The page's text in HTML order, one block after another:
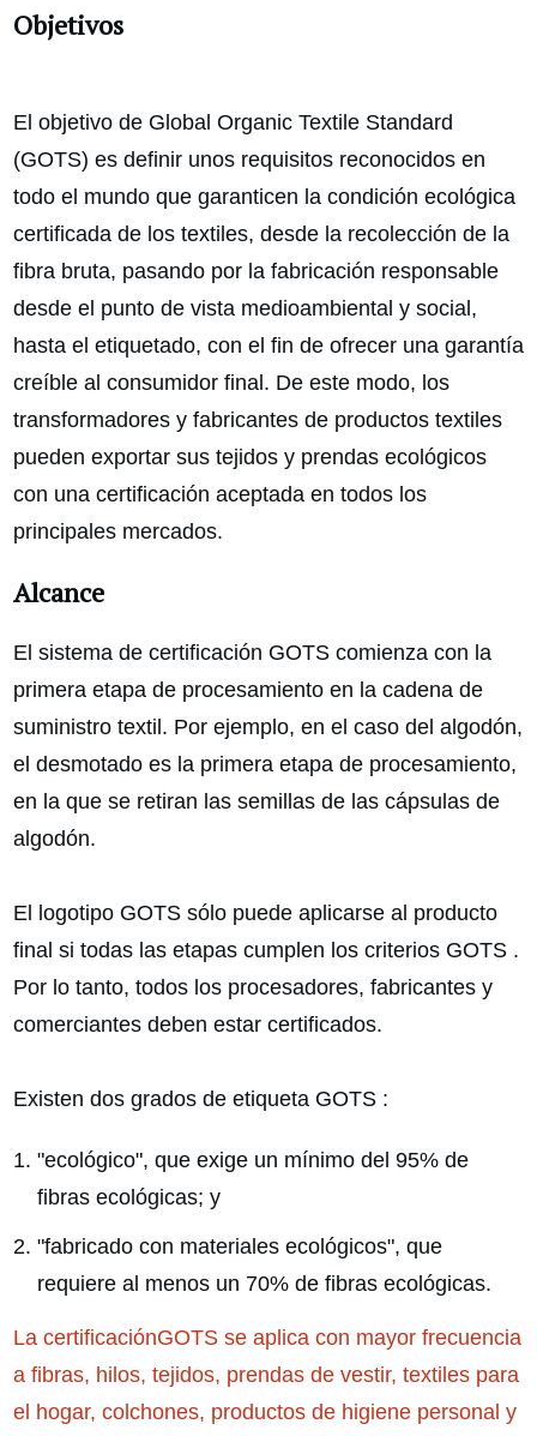
Objetivos
El objetivo de Global Organic Textile Standard
(GOTS) es definir unos requisitos reconocidos en
todo el mundo que garanticen la condición ecológica
certificada de los textiles, desde la recolección de la
fibra bruta, pasando por la fabricación responsable
desde el punto de vista medioambiental y social,
hasta el etiquetado, con el fin de ofrecer una garantía
creíble al consumidor final. De este modo, los
transformadores y fabricantes de productos textiles
pueden exportar sus tejidos y prendas ecológicos
con una certificación aceptada en todos los
principales mercados.
Alcance
El sistema de certificación GOTS comienza con la
primera etapa de procesamiento en la cadena de
suministro textil. Por ejemplo, en el caso del algodón,
el desmotado es la primera etapa de procesamiento,
en la que se retiran las semillas de las cápsulas de
algodón.
El logotipo GOTS sólo puede aplicarse al producto
final si todas las etapas cumplen los criterios GOTS .
Por lo tanto, todos los procesadores, fabricantes y
comerciantes deben estar certificados.
Existen dos grados de etiqueta GOTS :
"ecológico", que exige un mínimo del 95% de
fibras ecológicas; y
"fabricado con materiales ecológicos", que
requiere al menos un 70% de fibras ecológicas.
La certificaciónGOTS se aplica con mayor frecuencia
a fibras, hilos, tejidos, prendas de vestir, textiles para
el hogar, colchones, productos de higiene personal y